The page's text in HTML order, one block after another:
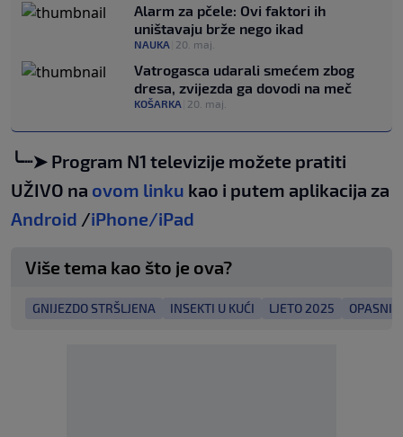
Alarm za pčele: Ovi faktori ih
uništavaju brže nego ikad
NAUKA 20. maj.
Vatrogasca udarali smećem zbog
dresa, zvijezda ga dovodi na meč
KOŠARKA 20. maj.
╰┈➤ Program N1 televizije možete pratiti
UŽIVO na ovom linku kao i putem aplikacija za
Android /iPhone/iPad
Više tema kao što je ova?
GNIJEZDO STRŠLJENA INSEKTI U KUĆI LJETO 2025 OPASNI